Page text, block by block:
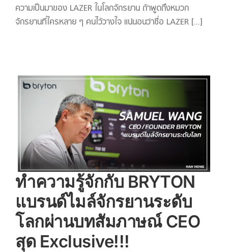
ความเป็นมาของ LAZER ในโลกจักรยาน ถ้าพูดถึงหมวก
จักรยานที่ใครหลาย ๆ คนไว้วางใจ แน่นอนว่าชื่อ LAZER [...]
ทำความรู้จักกับ BRYTON
แบรนด์ไมล์จักรยานระดับ
โลกผ่านบทสัมภาษณ์ CEO
สุด Exclusive!!!